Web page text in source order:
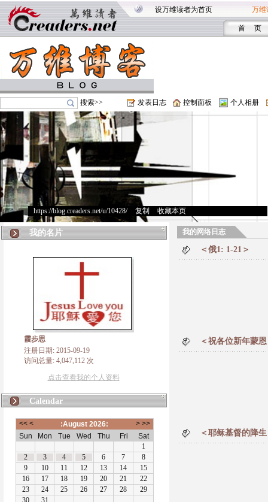
设万维读者为首页 万维
首 页
搜索>> 发表日志 控制面板 个人相册
https://blog.creaders.net/u/10428/> 复制 收藏本页
我的名片
霞步思
注册日期: 2015-09-19
访问总量: 4,047,112 次
点击查看我的个人资料
Calendar
我的网络日志
＜俄1: 1-21＞
＜祝各位新年蒙
＜耶稣基督的降